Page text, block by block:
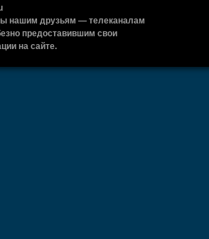
нашим друзьям — телеканалам
предоставившим свои
на сайте.